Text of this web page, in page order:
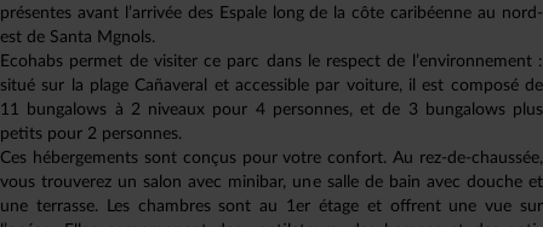
présentes avant l’arrivée des Espale long de la côte caribéenne au nord-
est de Santa Mgnols.
Ecohabs permet de visiter ce parc dans le respect de l’environnement :
situé sur la plage Cañaveral et accessible par voiture, il est composé de
11 bungalows à 2 niveaux pour 4 personnes, et de 3 bungalows plus
petits pour 2 personnes.
Ces hébergements sont conçus pour votre confort. Au rez-de-chaussée,
vous trouverez un salon avec minibar, une salle de bain avec douche et
une terrasse. Les chambres sont au 1er étage et offrent une vue sur